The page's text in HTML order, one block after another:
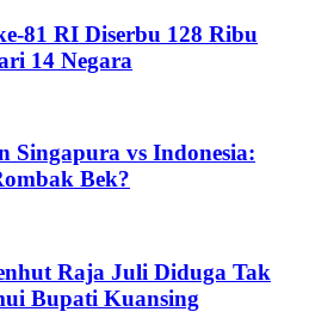
81 RI Diserbu 128 Ribu
14 Negara
Singapura vs Indonesia:
Bek?
Raja Juli Diduga Tak
Bupati Kuansing